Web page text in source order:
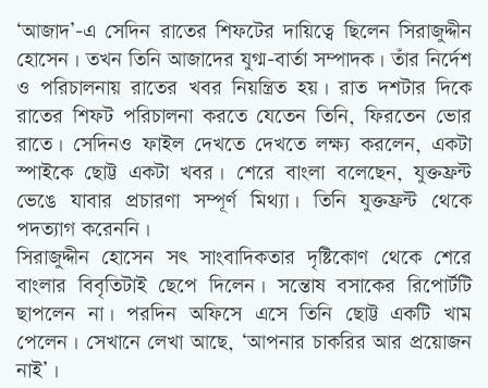
‘আজাদ’-এ সেদিন রাতের শিফটের দায়িত্বে ছিলেন সিরাজুদ্দীন
হোসেন। তখন তিনি আজাদের যুগ্ম-বার্তা সম্পাদক। তাঁর নির্দেশ
ও পরিচালনায় রাতের খবর নিয়ন্ত্রিত হয়। রাত দশটার দিকে
রাতের শিফট পরিচালনা করতে যেতেন তিনি, ফিরতেন ভোর
রাতে। সেদিনও ফাইল দেখতে দেখতে লক্ষ্য করলেন, একটা
স্পাইকে ছোট্ট একটা খবর। শেরে বাংলা বলেছেন, যুক্তফ্রন্ট
ভেঙে যাবার প্রচারণা সম্পূর্ণ মিথ্যা। তিনি যুক্তফ্রন্ট থেকে
পদত্যাগ করেননি।
সিরাজুদ্দীন হোসেন সত্‍ সাংবাদিকতার দৃষ্টিকোণ থেকে শেরে
বাংলার বিবৃতিটাই ছেপে দিলেন। সন্তোষ বসাকের রিপোর্টটি
ছাপলেন না। পরদিন অফিসে এসে তিনি ছোট্ট একটি খাম
পেলেন। সেখানে লেখা আছে, ‘আপনার চাকরির আর প্রয়োজন
নাই’।